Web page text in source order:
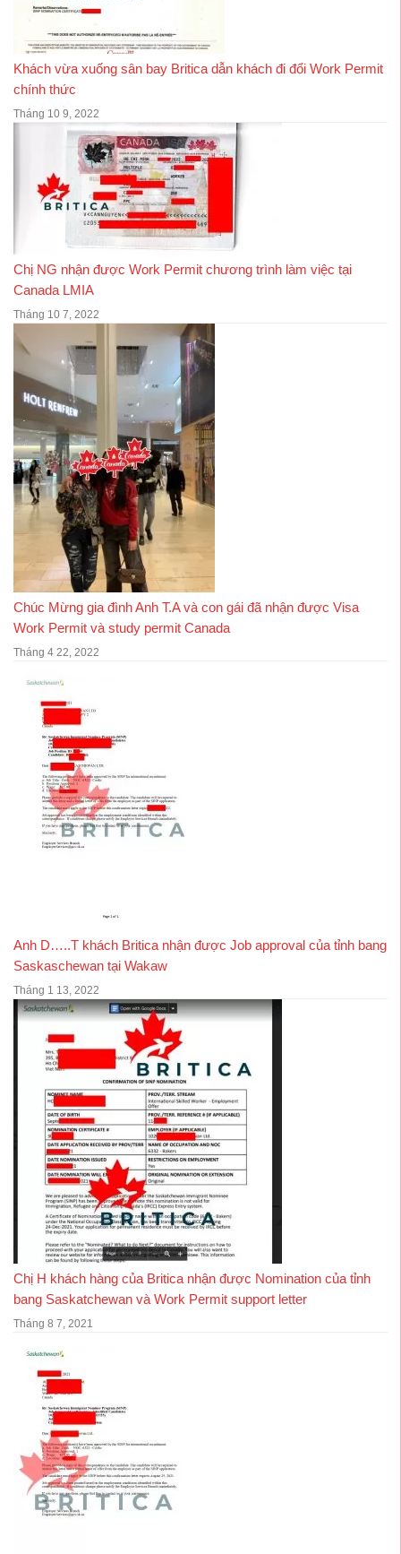
Khách vừa xuống sân bay Britica dẫn khách đi đổi Work Permit
chính thức
Tháng 10 9, 2022
Chị NG nhận được Work Permit chương trình làm việc tại
Canada LMIA
Tháng 10 7, 2022
Chúc Mừng gia đình Anh T.A và con gái đã nhận được Visa
Work Permit và study permit Canada
Tháng 4 22, 2022
Anh D…..T khách Britica nhận được Job approval của tỉnh bang
Saskaschewan tại Wakaw
Tháng 1 13, 2022
Chị H khách hàng của Britica nhận được Nomination của tỉnh
bang Saskatchewan và Work Permit support letter
Tháng 8 7, 2021